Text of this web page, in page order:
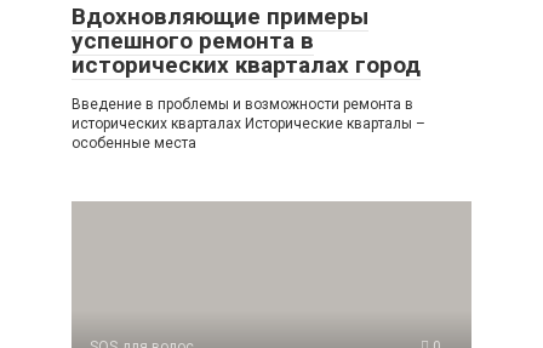
Вдохновляющие примеры
успешного ремонта в
исторических кварталах город
Введение в проблемы и возможности ремонта в
исторических кварталах Исторические кварталы –
особенные места